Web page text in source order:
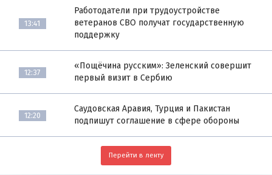
13:41
Работодатели при трудоустройстве
ветеранов СВО получат государственную
поддержку
12:37
«Пощёчина русским»: Зеленский совершит
первый визит в Сербию
12:20
Саудовская Аравия, Турция и Пакистан
подпишут соглашение в сфере обороны
Перейти в ленту